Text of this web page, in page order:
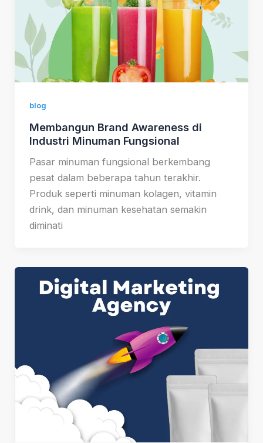
blog
Membangun Brand Awareness di
Industri Minuman Fungsional
Pasar minuman fungsional berkembang
pesat dalam beberapa tahun terakhir.
Produk seperti minuman kolagen, vitamin
drink, dan minuman kesehatan semakin
diminati